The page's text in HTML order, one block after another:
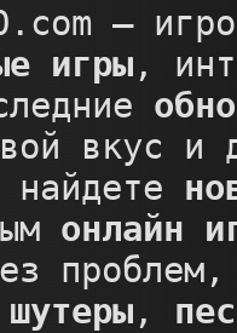
–
игры,
вкус и
онлайн
шутеры,